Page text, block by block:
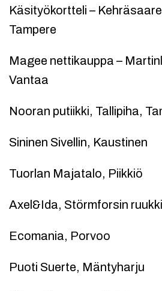
Käsityökortteli –
Tampere
Magee nettikauppa –
Vantaa
Nooran putiikki, Tallipiha,
Sininen Sivellin, Kaustinen
Tuorlan Majatalo, Piikkiö
Axel&Ida, Störmforsin
Ecomania, Porvoo
Puoti Suerte, Mäntyharju